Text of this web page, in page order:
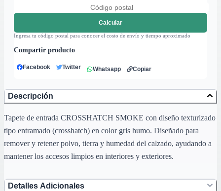
Calcular
Ingresa tu código postal para conocer el costo de envío y tiempo aproximado
Compartir producto
Facebook Twitter Whatsapp Copiar
Descripción
Tapete de entrada CROSSHATCH SMOKE con diseño texturizado
tipo entramado (crosshatch) en color gris humo. Diseñado para
remover y retener polvo, tierra y humedad del calzado, ayudando a
mantener los accesos limpios en interiores y exteriores.
Detalles Adicionales